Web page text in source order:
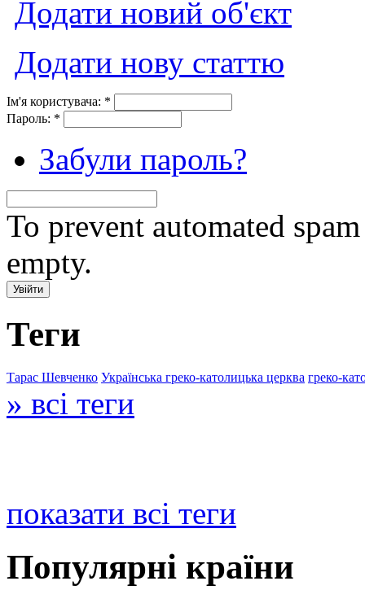
Додати новий об'єкт
Додати нову статтю
Ім'я користувача: *
Пароль: *
Забули пароль?
To prevent automated
empty.
Теги
Тарас Шевченко Українська греко-католицька церква греко-
» всі теги
показати всі теги
Популярні країни